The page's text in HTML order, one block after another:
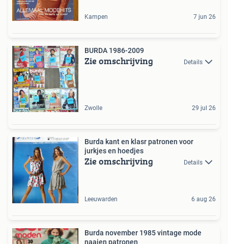
Kampen 7 jun 26
BURDA 1986-2009
Zie omschrijving Details
Zwolle 29 jul 26
Burda kant en klasr patronen voor
jurkjes en hoedjes
Zie omschrijving Details
Leeuwarden 6 aug 26
Burda november 1985 vintage mode
naaien patronen